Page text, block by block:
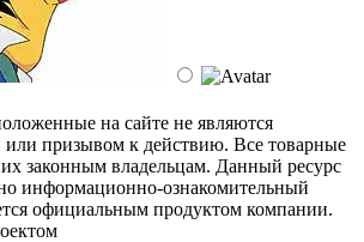
на сайте не являются
призывом к действию. Все товарные
законным владельцам. Данный ресурс
информационно-ознакомительный
официальным продуктом компании.